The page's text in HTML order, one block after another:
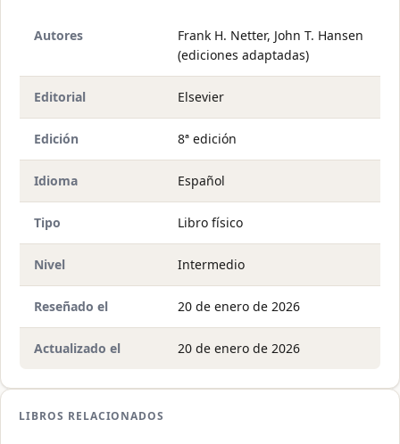
Autores
Frank H. Netter, John T. Hansen
(ediciones adaptadas)
Editorial Elsevier
Edición 8ª edición
Idioma Español
Tipo Libro físico
Nivel Intermedio
Reseñado el 20 de enero de 2026
Actualizado el 20 de enero de 2026
LIBROS RELACIONADOS